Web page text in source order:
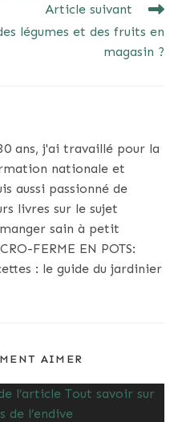
Article suivant
légumes et des fruits en
magasin ?
ans, j'ai travaillé pour la
nationale et
aussi passionné de
livres sur le sujet
sain à petit
FERME EN POTS:
: le guide du jardinier
AIMER